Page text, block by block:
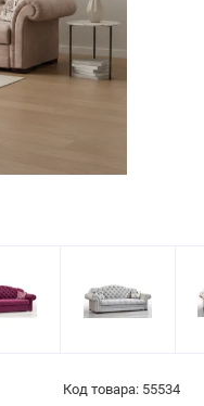
Код товара: 55534